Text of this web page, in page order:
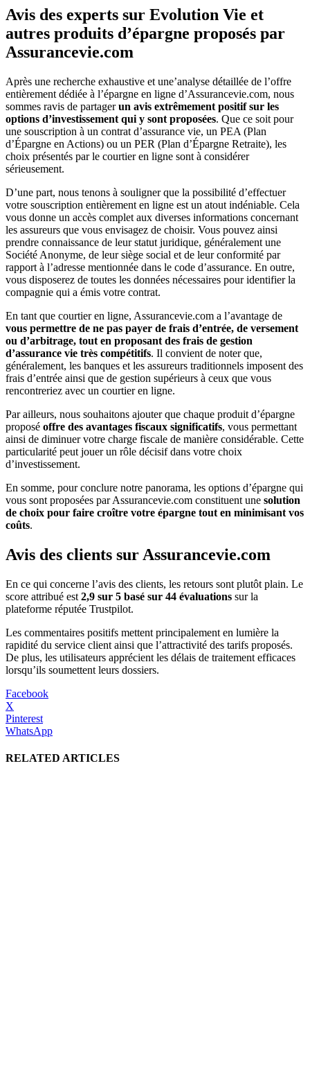
Avis des experts sur Evolution Vie et
autres produits d’épargne proposés par
Assurancevie.com
Après une recherche exhaustive et une’analyse détaillée de l’offre
entièrement dédiée à l’épargne en ligne d’Assurancevie.com, nous
sommes ravis de partagerun avis extrêmement positif sur les
options d’investissement qui y sont proposées. Que ce soit pour
une souscription à un contrat d’assurance vie, un PEA (Plan
d’Épargne en Actions) ou un PER (Plan d’Épargne Retraite), les
choix présentés par le courtier en ligne sont à considérer
sérieusement.
D’une part, nous tenons à souligner que la possibilité d’effectuer
votre souscription entièrement en ligne est un atout indéniable. Cela
vous donne un accès complet aux diverses informations concernant
les assureurs que vous envisagez de choisir. Vous pouvez ainsi
prendre connaissance de leur statut juridique, généralement une
Société Anonyme, de leur siège social et de leur conformité par
rapport à l’adresse mentionnée dans le code d’assurance. En outre,
vous disposerez de toutes les données nécessaires pour identifier la
compagnie qui a émis votre contrat.
En tant que courtier en ligne, Assurancevie.com a l’avantage de
vous permettre de ne pas payer de frais d’entrée, de versement
ou d’arbitrage, tout en proposant des frais de gestion
d’assurance vie très compétitifs. Il convient de noter que,
généralement, les banques et les assureurs traditionnels imposent des
frais d’entrée ainsi que de gestion supérieurs à ceux que vous
rencontreriez avec un courtier en ligne.
Par ailleurs, nous souhaitons ajouter que chaque produit d’épargne
proposé offre des avantages fiscaux significatifs, vous permettant
ainsi de diminuer votre charge fiscale de manière considérable. Cette
particularité peut jouer un rôle décisif dans votre choix
d’investissement.
En somme, pour conclure notre panorama, les options d’épargne qui
vous sont proposées par Assurancevie.com constituent une solution
de choix pour faire croître votre épargne tout en minimisant vos
coûts.
Avis des clients sur Assurancevie.com
En ce qui concerne l’avis des clients, les retours sont plutôt plain. Le
score attribué est 2,9 sur 5 basé sur 44 évaluations sur la
plateforme réputée Trustpilot.
Les commentaires positifs mettent principalement en lumière la
rapidité du service client ainsi que l’attractivité des tarifs proposés.
De plus, les utilisateurs apprécient les délais de traitement efficaces
lorsqu’ils soumettent leurs dossiers.
Facebook
X
Pinterest
WhatsApp
RELATED ARTICLES